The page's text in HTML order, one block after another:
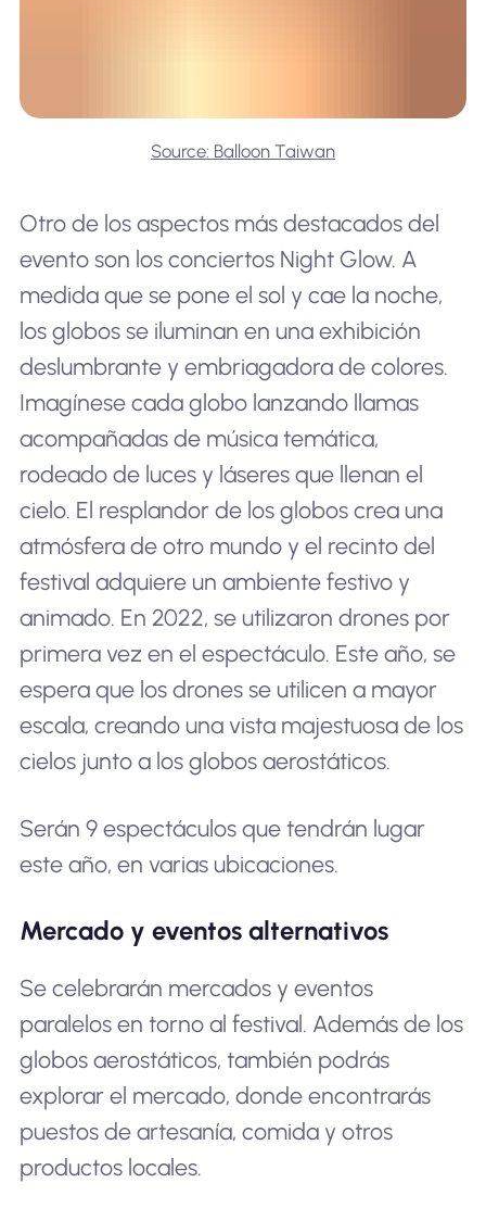
Source: Balloon Taiwan
Otro de los aspectos más destacados del
evento son los conciertos Night Glow. A
medida que se pone el sol y cae la noche,
los globos se iluminan en una exhibición
deslumbrante y embriagadora de colores.
Imagínese cada globo lanzando llamas
acompañadas de música temática,
rodeado de luces y láseres que llenan el
cielo. El resplandor de los globos crea una
atmósfera de otro mundo y el recinto del
festival adquiere un ambiente festivo y
animado. En 2022, se utilizaron drones por
primera vez en el espectáculo. Este año, se
espera que los drones se utilicen a mayor
escala, creando una vista majestuosa de los
cielos junto a los globos aerostáticos.
Serán 9 espectáculos que tendrán lugar
este año, en varias ubicaciones.
Mercado y eventos alternativos
Se celebrarán mercados y eventos
paralelos en torno al festival. Además de los
globos aerostáticos, también podrás
explorar el mercado, donde encontrarás
puestos de artesanía, comida y otros
productos locales.